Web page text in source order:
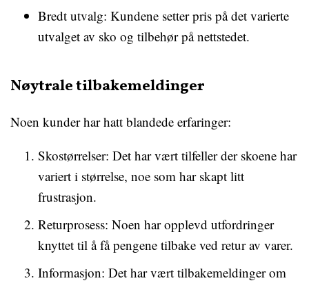
Bredt utvalg: Kundene setter pris på det varierte
utvalget av sko og tilbehør på nettstedet.
Nøytrale tilbakemeldinger
Noen kunder har hatt blandede erfaringer:
Skostørrelser: Det har vært tilfeller der skoene har
variert i størrelse, noe som har skapt litt
frustrasjon.
Returprosess: Noen har opplevd utfordringer
knyttet til å få pengene tilbake ved retur av varer.
Informasjon: Det har vært tilbakemeldinger om